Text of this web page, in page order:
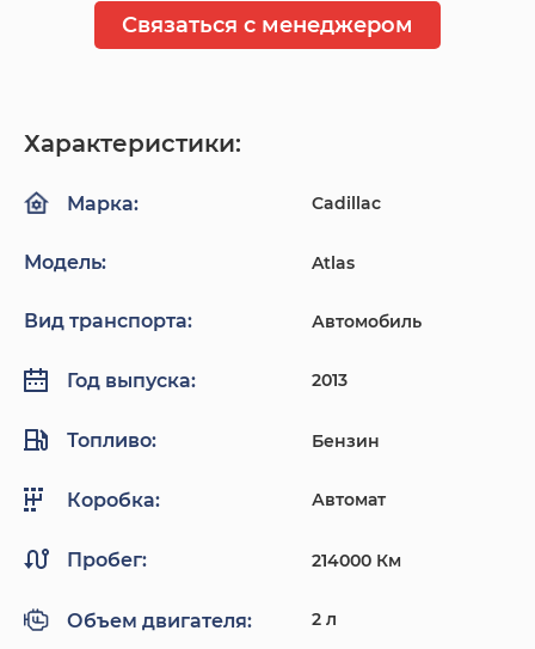
Связаться с менеджером
Характеристики:
Марка: Cadillac
Модель: Atlas
Вид транспорта: Автомобиль
Год выпуска: 2013
Топливо: Бензин
Коробка: Автомат
Пробег: 214000 Км
Объем двигателя: 2 л